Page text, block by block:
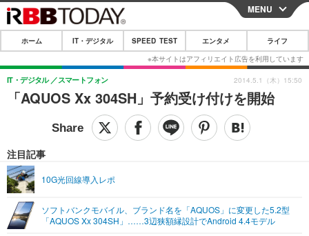
CLOSE
ホーム
IT・デジタル
IT・デジタルTOP スマートフォン
ネタ ガジェット・ツール
SPEED TEST
エンタメ
音楽 スポーツ
ライフ
ペット ショッピング
リリース一覧
プッシュ通知の停止方法
MENU
ホーム IT・デジタル SPEED TEST エンタメ ライフ
「AQUOS Xx 304SH」予約受け付けを開始
IT・デジタル スマートフォン
注目記事
10G光回線導入レポ
ソフトバンクモバイル、ブランド名を「AQUOS」に変更した5.2型
「AQUOS Xx 304SH」……3辺狭額縁設計でAndroid 4.4モデル
2014.5.1（木）15:50